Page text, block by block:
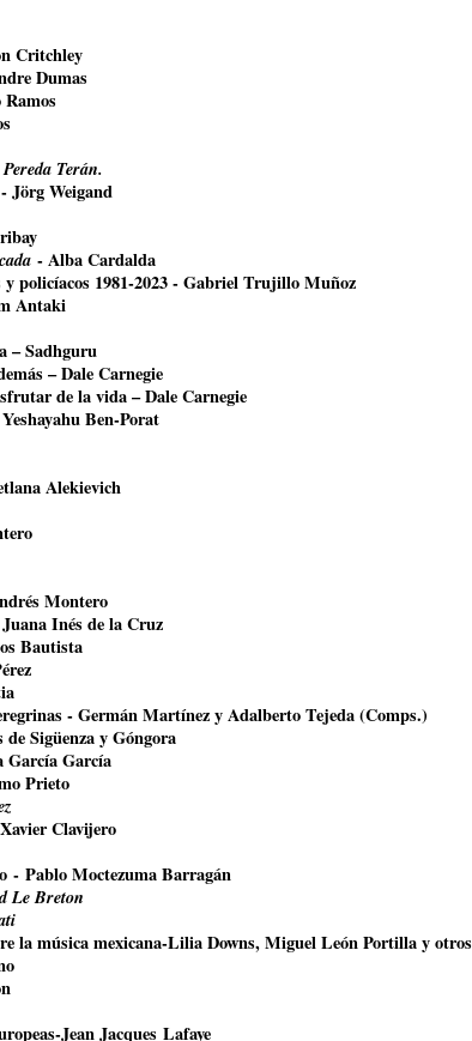
Critchley
Dumas
Terán.
Jörg Weigand
- Alba Cardalda
policíacos 1981-2023 - Gabriel Trujillo Muñoz
Antaki
– Sadhguru
– Dale Carnegie
de la vida – Dale Carnegie
Ben-Porat
Alekievich
Montero
Inés de la Cruz
Bautista
- Germán Martínez y Adalberto Tejeda (Comps.)
Sigüenza y Góngora
García García
Prieto
Clavijero
- Pablo Moctezuma Barragán
Le Breton
la música mexicana-Lilia Downs, Miguel León Portilla y otros
Jean Jacques Lafaye